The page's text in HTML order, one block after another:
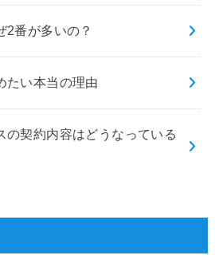
2番が多いの？
たい本当の理由
の契約内容はどうなっている